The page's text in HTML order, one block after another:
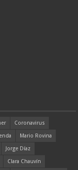
Coronavirus
Mario Rovina
Jorge Díaz
Clara Chauvín